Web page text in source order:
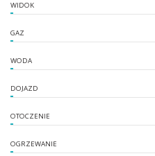
WIDOK
GAZ
WODA
DOJAZD
OTOCZENIE
OGRZEWANIE